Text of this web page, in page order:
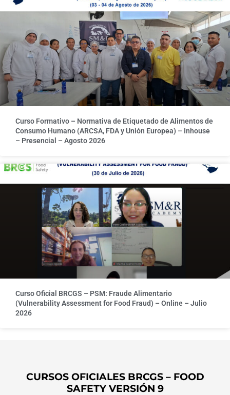
Curso Formativo – Normativa de Etiquetado de Alimentos de
Consumo Humano (ARCSA, FDA y Unión Europea) – Inhouse
– Presencial – Agosto 2026
Curso Oficial BRCGS – PSM: Fraude Alimentario
(Vulnerability Assessment for Food Fraud) – Online – Julio
2026
CURSOS OFICIALES BRCGS – FOOD
SAFETY VERSIÓN 9